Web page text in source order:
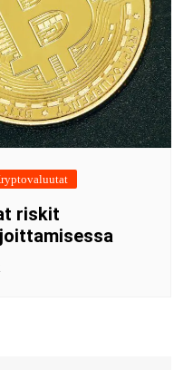
riskit